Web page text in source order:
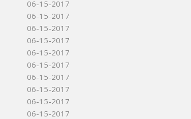
06-15-2017
06-15-2017
06-15-2017
06-15-2017
06-15-2017
06-15-2017
06-15-2017
06-15-2017
06-15-2017
06-15-2017